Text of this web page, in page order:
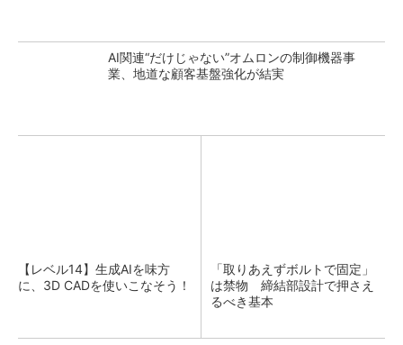
AI関連“だけじゃない”オムロンの制御機器事
業、地道な顧客基盤強化が結実
【レベル14】生成AIを味方
に、3D CADを使いこなそう！
「取りあえずボルトで固定」
は禁物 締結部設計で押さえ
るべき基本